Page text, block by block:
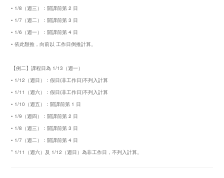
• 1/8（週三）：開課前第 2 日
• 1/7（週二）：開課前第 3 日
• 1/6（週一）：開課前第 4 日
• 依此類推，向前以 工作日倒推計算。
【例二】課程日為 1/13（週一）
• 1/12（週日）：假日(非工作日)不列入計算
• 1/11（週六）：假日(非工作日)不列入計算
• 1/10（週五）：開課前第 1 日
• 1/9（週四）：開課前第 2 日
• 1/8（週三）：開課前第 3 日
• 1/7（週二）：開課前第 4 日
* 1/11（週六）及 1/12（週日）為非工作日，不列入計算。